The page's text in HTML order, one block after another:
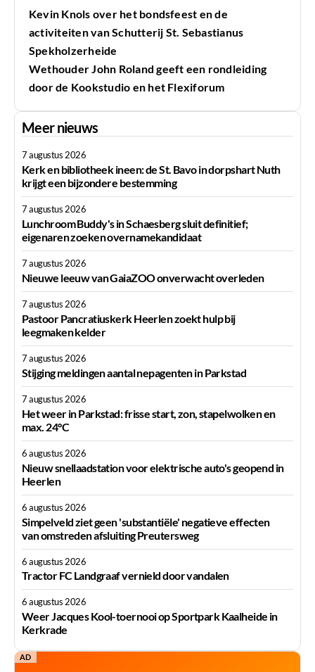
Kevin Knols over het bondsfeest en de
activiteiten van Schutterij St. Sebastianus
Spekholzerheide
Wethouder John Roland geeft een rondleiding
door de Kookstudio en het Flexiforum
Meer nieuws
7 augustus 2026
Kerk en bibliotheek ineen: de St. Bavo in dorpshart Nuth
krijgt een bijzondere bestemming
7 augustus 2026
Lunchroom Buddy's in Schaesberg sluit definitief;
eigenaren zoeken overnamekandidaat
7 augustus 2026
Nieuwe leeuw van GaiaZOO onverwacht overleden
7 augustus 2026
Pastoor Pancratiuskerk Heerlen zoekt hulp bij
leegmaken kelder
7 augustus 2026
Stijging meldingen aantal nepagenten in Parkstad
7 augustus 2026
Het weer in Parkstad: frisse start, zon, stapelwolken en
max. 24°C
6 augustus 2026
Nieuw snellaadstation voor elektrische auto's geopend in
Heerlen
6 augustus 2026
Simpelveld ziet geen 'substantiële' negatieve effecten
van omstreden afsluiting Preutersweg
6 augustus 2026
Tractor FC Landgraaf vernield door vandalen
6 augustus 2026
Weer Jacques Kool-toernooi op Sportpark Kaalheide in
Kerkrade
AD